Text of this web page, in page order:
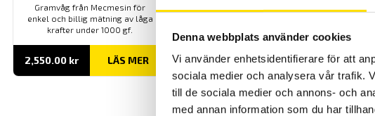
Denna webbplats använder cookies
Vi använder enhetsidentifierare för att
sociala medier och analysera vår trafik.
till de sociala medier och annons- och
med annan information som du har
Gramvåg från Mecmesin för
enkel och billig mätning av låga
krafter under 1000 gf.
2,550.00 kr LÄS MER